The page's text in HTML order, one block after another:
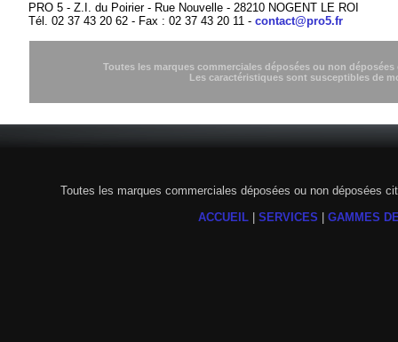
PRO 5 - Z.I. du Poirier - Rue Nouvelle - 28210 NOGENT LE ROI
Tél. 02 37 43 20 62 - Fax : 02 37 43 20 11 -contact@pro5.fr
Toutes les marques commerciales déposées ou non
Les caractéristiques sont susceptibles de
Toutes les marques commerciales déposées ou non déposées
ACCUEIL
SERVICES GAMMES